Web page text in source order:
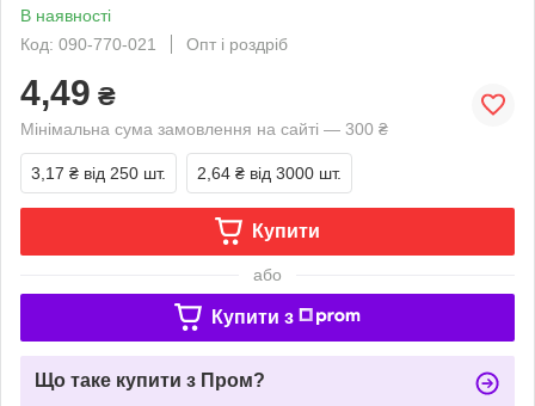
В наявності
Код: 090-770-021
Опт і роздріб
4,49 ₴
Мінімальна сума замовлення на сайті — 300 ₴
3,17 ₴ від 250 шт. 2,64 ₴ від 3000 шт.
Купити
або
Купити з
Що таке купити з Пром?